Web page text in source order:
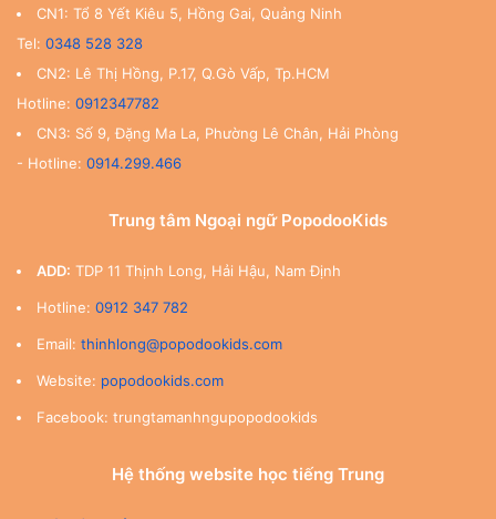
CN1: Tổ 8 Yết Kiêu 5, Hồng Gai, Quảng Ninh
Tel: 0348 528 328
CN2: Lê Thị Hồng, P.17, Q.Gò Vấp, Tp.HCM
Hotline: 0912347782
CN3: Số 9, Đặng Ma La, Phường Lê Chân, Hải Phòng
- Hotline: 0914.299.466
Trung tâm Ngoại ngữ PopodooKids
ADD: TDP 11 Thịnh Long, Hải Hậu, Nam Định
Hotline: 0912 347 782
Email: thinhlong@popodookids.com
Website: popodookids.com
Facebook: trungtamanhngupopodookids
Hệ thống website học tiếng Trung